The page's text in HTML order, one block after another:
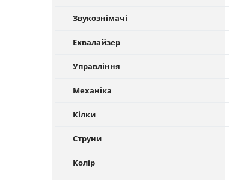
Звукознімачі
Еквалайзер
Управління
Механіка
Кілки
Струни
Колір